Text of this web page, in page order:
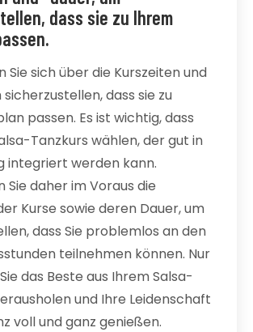
dass sie zu Ihrem
Sie sich über die Kurszeiten und
dass sie zu
passen. Es ist wichtig, dass
Tanzkurs wählen, der gut in
integriert werden kann.
Sie daher im Voraus die
Kurse sowie deren Dauer, um
dass Sie problemlos an den
teilnehmen können. Nur
das Beste aus Ihrem Salsa-
und Ihre Leidenschaft
voll und ganz genießen.